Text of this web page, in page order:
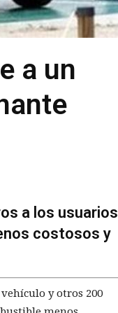
a un
a los usuarios
costosos y
y otros 200